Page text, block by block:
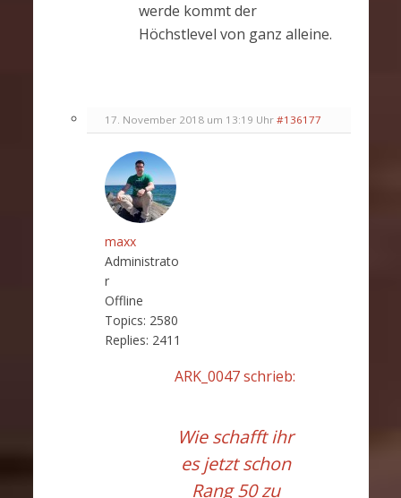
werde kommt der
Höchstlevel von ganz alleine.
17. November 2018 um 13:19 Uhr #136177
maxx
Administrato
r
Offline
Topics: 2580
Replies: 2411
ARK_0047 schrieb:
Wie schafft ihr
es jetzt schon
Rang 50 zu